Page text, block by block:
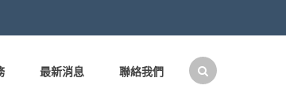
最新消息 聯絡我們